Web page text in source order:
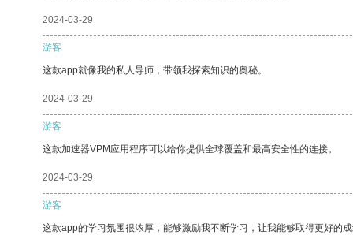
2024-03-29
游客
这款app就像我的私人导师，带领我探索知识的奥秘。
2024-03-29
游客
这款加速器VPM应用程序可以给你提供全球覆盖和最高安全性的连接。
2024-03-29
游客
这款app的学习氛围很浓厚，能够激励我不断学习，让我能够取得更好的